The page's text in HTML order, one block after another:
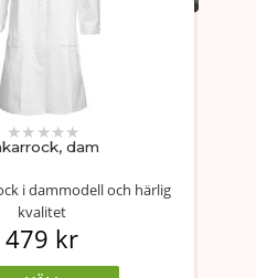
dam
★★ ★★★
i dammodell och härlig
kvalitet
479 kr